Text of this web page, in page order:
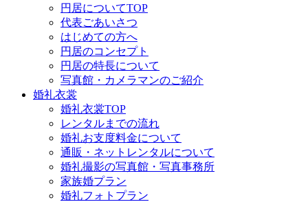
円居についてTOP
代表ごあいさつ
はじめての方へ
円居のコンセプト
円居の特長について
写真館・カメラマンのご紹介
婚礼衣裳
婚礼衣裳TOP
レンタルまでの流れ
婚礼お支度料金について
通販・ネットレンタルについて
婚礼撮影の写真館・写真事務所
家族婚プラン
婚礼フォトプラン